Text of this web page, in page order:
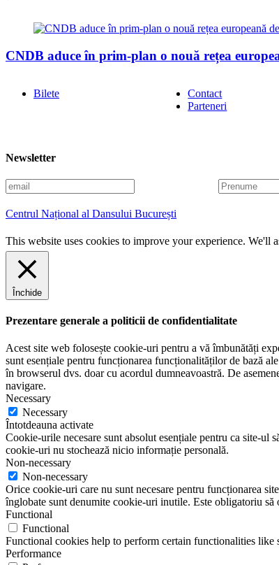
CNDB aduce în prim-plan o nouă rețea
Bilete
Contact
Parteneri
Newsletter
E
m
a
i
l
P
r
u
m
Centrul Național al Dansului București
This website uses cookies to improve your experience.
Închide
Prezentare generale a politicii de confidentialitate
Acest site web folosește cookie-uri pentru a vă îmbunătăți
sunt esențiale pentru funcționarea funcționalităților de bază
în browserul dvs. doar cu acordul dumneavoastră. De
navigare.
Necessary
Necessary
Întotdeauna activate
Cookie-urile necesare sunt absolut esențiale pentru ca site-ul
cookie-uri nu stochează nicio informație personală.
Non-necessary
Non-necessary
Orice cookie-uri care nu sunt necesare pentru funcționarea
înglobate sunt denumite cookie-uri inutile. Este obligatoriu
Functional
Functional
Functional cookies help to perform certain functionalities like
Performance